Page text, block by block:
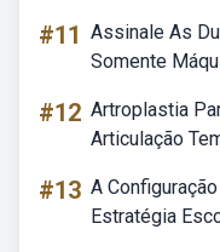
#11 Assinale As
Somente
#12 Artroplastia
Articulação
#13 A
Estratégia